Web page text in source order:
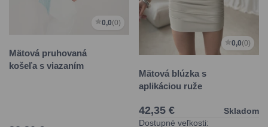
0,0(0)
Mätová pruhovaná
košeľa s viazaním
0,0(0)
Mätová blúzka s
aplikáciou ruže
42,35 €
Skladom
Dostupné veľkosti: